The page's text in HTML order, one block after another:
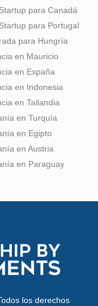
para Canadá
para Portugal
para Hungría
en Mauricio
en España
en Indonesia
en Tailandia
en Turquía
en Egipto
en Austria
en Paraguay
los derechos